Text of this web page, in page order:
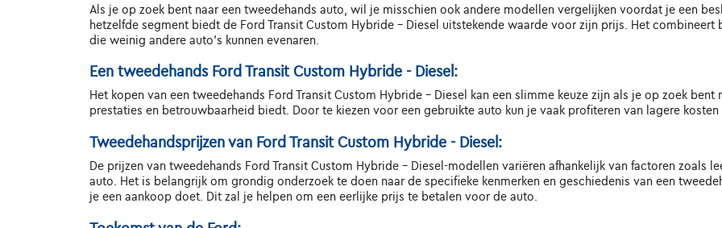
Als je op zoek bent naar een tweedehands auto, wil je misschien ook andere modellen vergelijken voordat je een
hetzelfde segment biedt de Ford Transit Custom Hybride - Diesel uitstekende waarde voor zijn prijs. Het
die weinig andere auto's kunnen evenaren.
Een tweedehands Ford Transit Custom Hybride - Diesel:
Het kopen van een tweedehands Ford Transit Custom Hybride - Diesel kan een slimme keuze zijn als je op zoek
prestaties en betrouwbaarheid biedt. Door te kiezen voor een gebruikte auto kun je vaak profiteren van lagere
Tweedehandsprijzen van Ford Transit Custom Hybride - Diesel:
De prijzen van tweedehands Ford Transit Custom Hybride - Diesel-modellen variëren afhankelijk van factoren zoals
auto. Het is belangrijk om grondig onderzoek te doen naar de specifieke kenmerken en geschiedenis van een
je een aankoop doet. Dit zal je helpen om een eerlijke prijs te betalen voor de auto.